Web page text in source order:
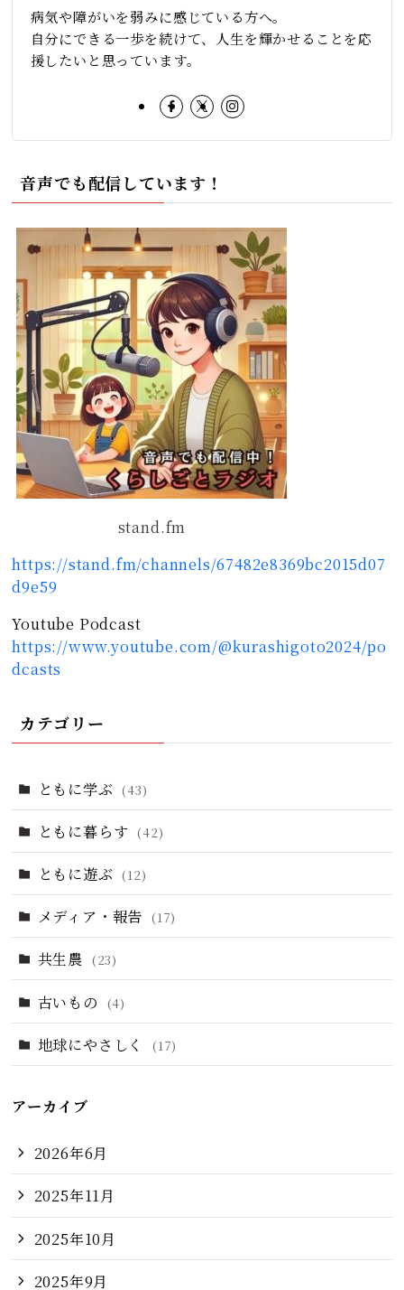
病気や障がいを弱みに感じている方へ。
自分にできる一歩を続けて、人生を輝かせることを応
援したいと思っています。
音声でも配信しています！
stand.fm
https://stand.fm/channels/67482e8369bc2015d07
d9e59
Youtube Podcast
https://www.youtube.com/@kurashigoto2024/po
dcasts
カテゴリー
ともに学ぶ (43)
ともに暮らす (42)
ともに遊ぶ (12)
メディア・報告 (17)
共生農 (23)
古いもの (4)
地球にやさしく (17)
アーカイブ
2026年6月
2025年11月
2025年10月
2025年9月